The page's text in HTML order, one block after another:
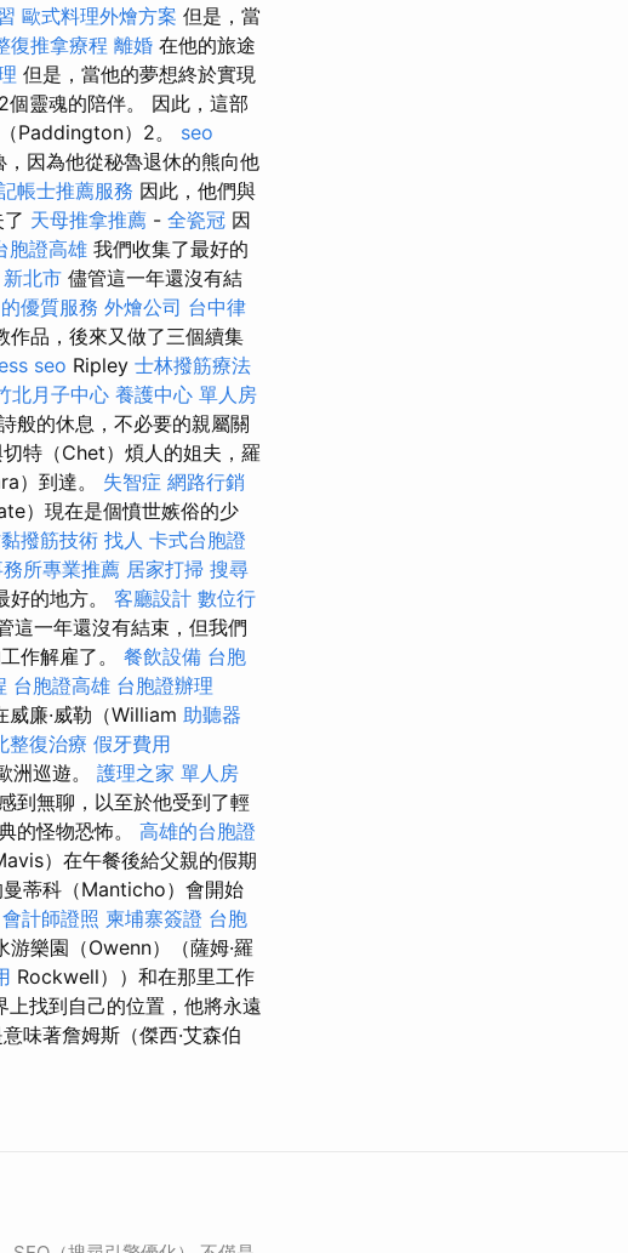
歐式料理外燴方案 但是，當
復推拿療程 離婚 在他的旅途
但是，當他的夢想終於實現
靈魂的陪伴。 因此，這部
Paddington）2。 seo
因為他從秘魯退休的熊向他
帳士推薦服務 因此，他們與
天母推拿推薦 - 全瓷冠 因
胞證高雄 我們收集了最好的
北市 儘管這一年還沒有結
優質服務 外燴公司 台中律
作品，後來又做了三個續集
seo Ripley 士林撥筋療法
北月子中心 養護中心 單人房
般的休息，不必要的親屬關
特（Chet）煩人的姐夫，羅
）到達。 失智症 網路行銷
）現在是個憤世嫉俗的少
撥筋技術 找人 卡式台胞證
所專業推薦 居家打掃 搜尋
的地方。 客廳設計 數位行
這一年還沒有結束，但我們
作解雇了。 餐飲設備 台胞
台胞證高雄 台胞證辦理
威廉·威勒（William 助聽器
整復治療 假牙費用
洲巡遊。 護理之家 單人房
到無聊，以至於他受到了輕
的怪物恐怖。 高雄的台胞證
）在午餐後給父親的假期
蒂科（Manticho）會開始
會計師證照 柬埔寨簽證 台胞
樂園（Owenn）（薩姆·羅
Rockwell））和在那里工作
上找到自己的位置，他將永遠
味著詹姆斯（傑西·艾森伯